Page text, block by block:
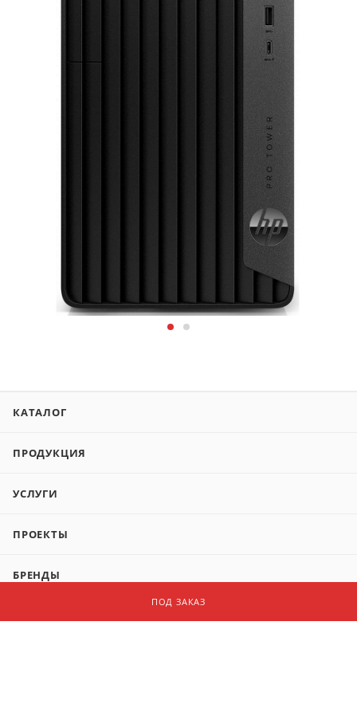
ПОД ЗАКАЗ
КАТАЛОГ
ПРОДУКЦИЯ
УСЛУГИ
ПРОЕКТЫ
БРЕНДЫ